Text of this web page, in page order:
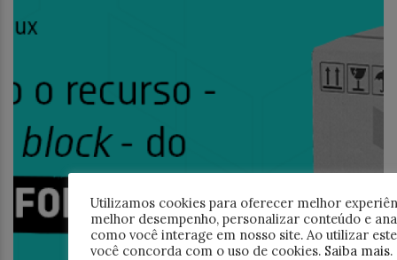
Utilizamos cookies para oferecer melhor
melhor desempenho, personalizar conteúdo e
como você interage em nosso site. Ao utilizar
você concorda com o uso de cookies. Saiba mais.